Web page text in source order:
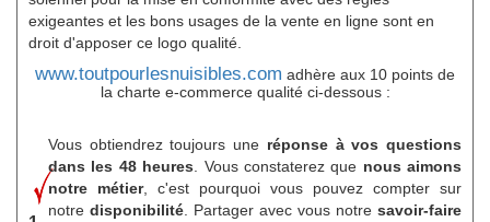
exigeantes et les bons usages de la vente en ligne sont en
droit d'apposer ce logo qualité.
www.toutpourlesnuisibles.com adhère aux 10 points de
la charte e-commerce qualité ci-dessous :
Vous obtiendrez toujours une réponse à vos questions
dans les 48 heures . Vous constaterez que nous aimons
notre métier, c'est pourquoi vous pouvez compter sur
notre disponibilité . Partager avec vous notre savoir-faire